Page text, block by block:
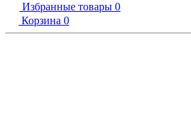
Избранные товары 0
Корзина 0